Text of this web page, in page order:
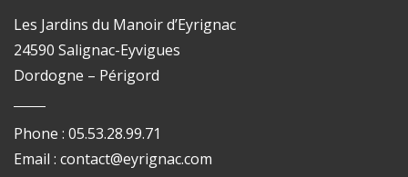
Les Jardins du Manoir d’Eyrignac
24590 Salignac-Eyvigues
Dordogne – Périgord
Phone : 05.53.28.99.71
Email : contact@eyrignac.com